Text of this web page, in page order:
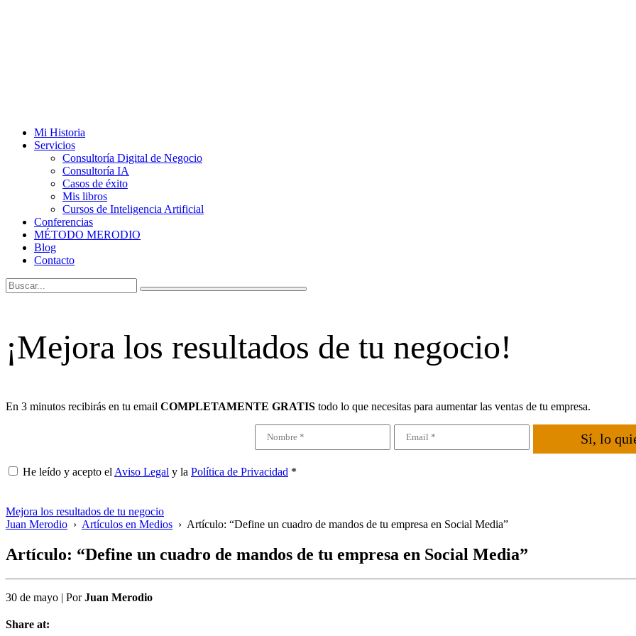
Mi Historia
Servicios
Consultoría Digital de Negocio
Consultoría IA
Casos de éxito
Mis libros
Cursos de Inteligencia Artificial
Conferencias
MÉTODO MERODIO
Blog
Contacto
¡Mejora los resultados de tu negocio!
En 3 minutos recibirás en tu email COMPLETAMENTE GRATIS todo lo que necesitas para aumentar las ventas de tu empresa.
Sí, lo
He leído y acepto el Aviso Legal y la Política de Privacidad *
Mejora los resultados de tu negocio
Juan Merodio › Artículos en Medios › Artículo: “Define un cuadro de mandos de tu empresa en Social Media”
Artículo: “Define un cuadro de mandos de tu empresa en Social Media”
30 de mayo | PorJuan Merodio
Share at: